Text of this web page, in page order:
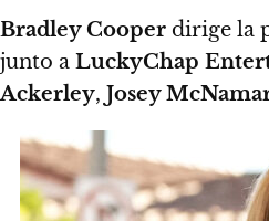
Bradley Cooper dirige la
junto a LuckyChap
Ackerley, Josey